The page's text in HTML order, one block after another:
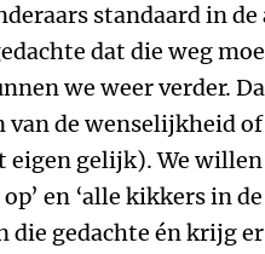
standaard in
dat die weg
we weer verder.
de wenselijkheid of
eigen gelijk). We willen
en ‘alle kikkers in
die gedachte én krijg